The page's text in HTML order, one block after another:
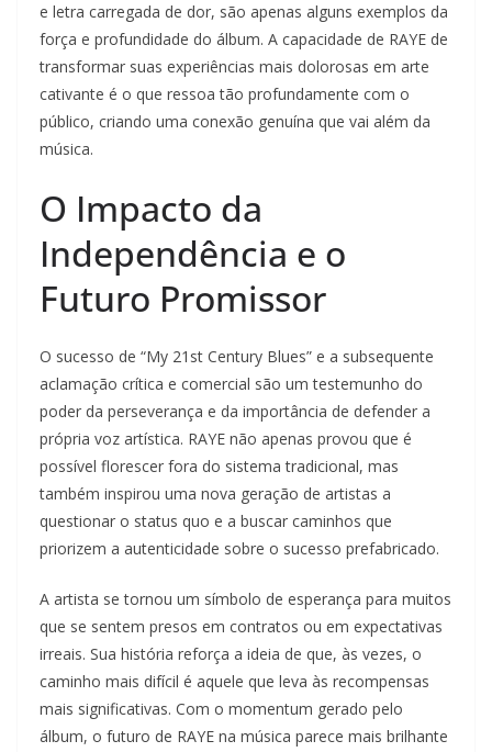
e letra carregada de dor, são apenas alguns exemplos da
força e profundidade do álbum. A capacidade de RAYE de
transformar suas experiências mais dolorosas em arte
cativante é o que ressoa tão profundamente com o
público, criando uma conexão genuína que vai além da
música.
O Impacto da
Independência e o
Futuro Promissor
O sucesso de “My 21st Century Blues” e a subsequente
aclamação crítica e comercial são um testemunho do
poder da perseverança e da importância de defender a
própria voz artística. RAYE não apenas provou que é
possível florescer fora do sistema tradicional, mas
também inspirou uma nova geração de artistas a
questionar o status quo e a buscar caminhos que
priorizem a autenticidade sobre o sucesso prefabricado.
A artista se tornou um símbolo de esperança para muitos
que se sentem presos em contratos ou em expectativas
irreais. Sua história reforça a ideia de que, às vezes, o
caminho mais difícil é aquele que leva às recompensas
mais significativas. Com o momentum gerado pelo
álbum, o futuro de RAYE na música parece mais brilhante